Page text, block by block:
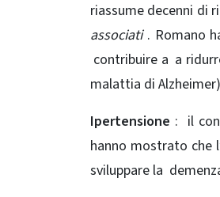
riassume decenni di
associati. Romano
contribuire a a
malattia di Alzheimer)
Ipertensione : il
hanno mostrato che
sviluppare la